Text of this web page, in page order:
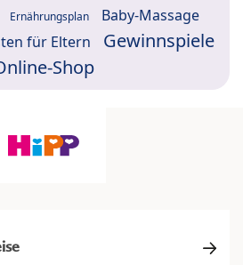
Ernährungsplan Baby-Massage
für Eltern
Gewinnspiele
Shop